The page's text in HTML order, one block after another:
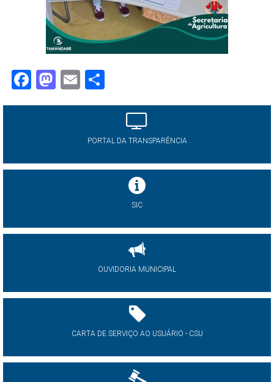
Facebook
Mastodon
Email
PORTAL DA TRANSPARÊNCIA
SIC
OUVIDORIA MUNICIPAL
CARTA DE SERVIÇO AO USUÁRIO - CSU